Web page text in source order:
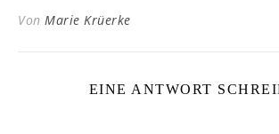
Von Marie Krüerke
EINE ANTWORT